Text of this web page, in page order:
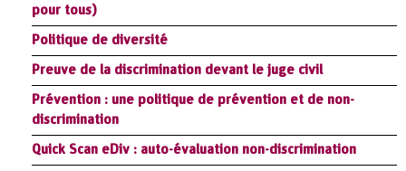
pour tous)
Politique de diversité
Preuve de la discrimination devant le juge civil
Prévention : une politique de prévention et de non-
discrimination
Quick Scan eDiv : auto-évaluation non-discrimination